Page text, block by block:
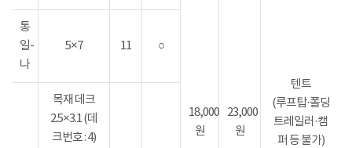
18,000
원
23,000
원
텐트
(루프탑·폴딩
트레일러·캠
퍼 등 불가)
통
일-
나
5×7 11 ○
목재 데크
2.5×3.1 (데
크번호 : 4)